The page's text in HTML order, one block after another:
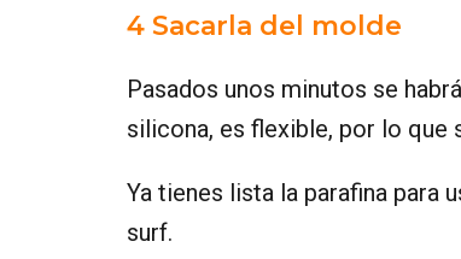
4 Sacarla del molde
Pasados unos minutos se habrá
silicona, es flexible, por lo que
Ya tienes lista la parafina para
surf.